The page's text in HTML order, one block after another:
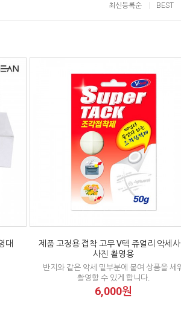
최신등록순 BEST
대
제품 고정용 접착 고무 V텍 쥬얼리 악세사
사진 촬영용
반지와 같은 악세 밑부분에 붙여 상품을 세
촬영할 수 있게 합니다.
6,000원